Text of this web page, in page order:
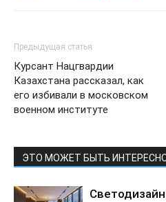
Предыдущая статья
Курсант Нацгвардии
Казахстана рассказал, как
его избивали в московском
военном институте
ЭТО МОЖЕТ БЫТЬ